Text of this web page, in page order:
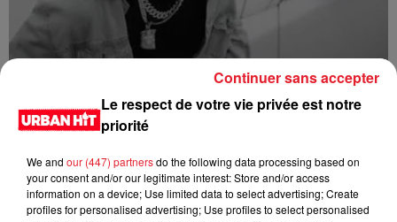
Le respect de votre vie privée est notre
priorité
We and our (447) partnersdo the following data processing based on
your consent and/or our legitimate interest: Store and/or access
information on a device; Use limited data to select advertising; Create
profiles for personalised advertising; Use profiles to select personalised
Continuer sans accepter